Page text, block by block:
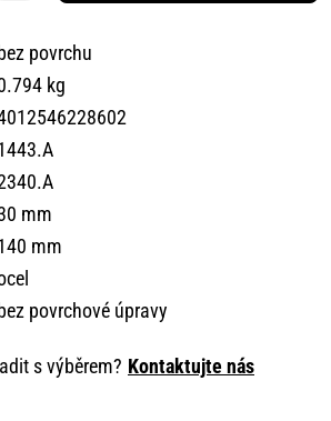
bez povrchu
kg
mm
mm
bez povrchové úpravy
s výběrem? Kontaktujte nás